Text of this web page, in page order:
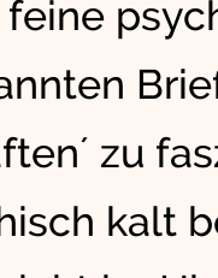
zu
kalt